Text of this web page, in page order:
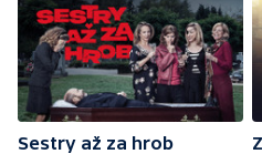
Sestry až za hrob